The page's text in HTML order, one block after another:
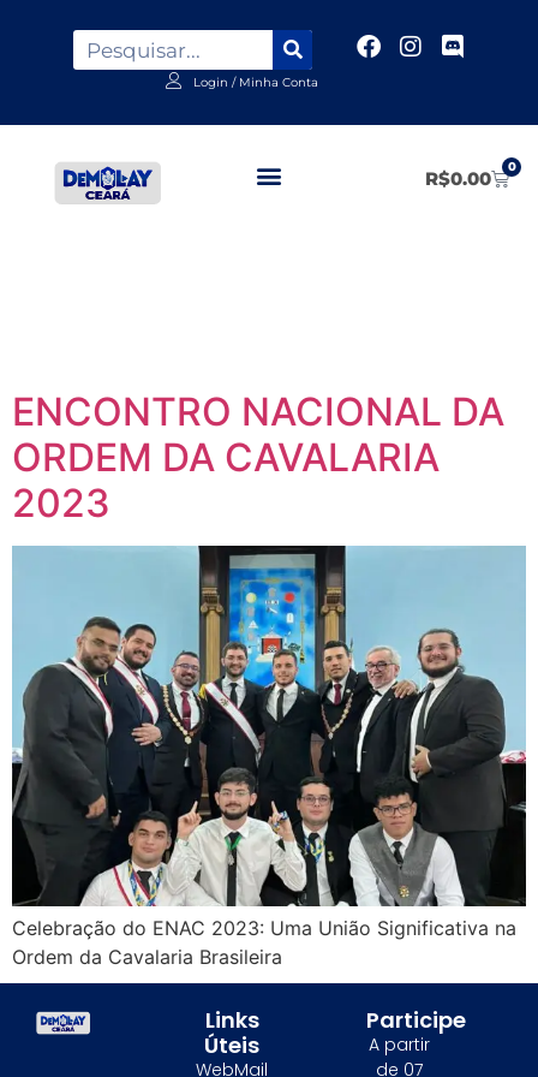
Login / Minha Conta
R$0.00
0
ENCONTRO NACIONAL DA
ORDEM DA CAVALARIA
2023
Celebração do ENAC 2023: Uma União Significativa na
Ordem da Cavalaria Brasileira
Links
Úteis
WebMail
Participe
A partir
de 07